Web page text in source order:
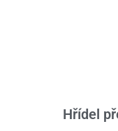
Hřídel